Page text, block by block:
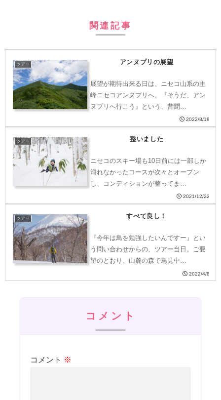
関連記事
ツアー アンヌプリの展望
展望が期待出来る日は、ニセコ山系の主
峰ニセコアンヌプリへ。『そうだ、アン
ヌプリへ行こう』という、昔聞…
2022/8/18
ツアー 整いました
ニセコのスキー場も10日前には一部しか
滑れなかったコースが次々とオープン
し、コンディションが整ってま…
2021/12/22
ツアー すべて良し！
『今年は鳥を勉強したいんですー』とい
う問い合わせからの、ツアー当日。ご要
望のとおり、山麓の森で鳥見中…
2022/4/8
コメント
コメント ※